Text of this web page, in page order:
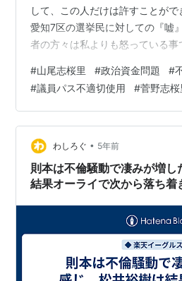
して、この人だけは許すことがで
愛知7区の選挙民に対しての『嘘
者の方々は私よりも怒っている事
題だらけの方である。 間違って
に出演することがないようお願い
#山尾志桜里 #政治資金問題 #
#議員パス不適切使用 #菅野志桜
わしろぐ • 5年前
則本は不倫騒動で凄みが増し
結果オーライで次から落ち着